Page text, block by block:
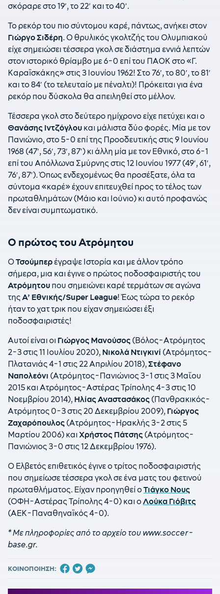
σκόραρε στο 19′, το 22′ και το 40′.
Το ρεκόρ του πιο σύντομου καρέ, πάντως, ανήκει στον
Γιώργο Σιδέρη. Ο θρυλικός γκολτζής του Ολυμπιακού
είχε σημειώσει τέσσερα γκολ σε διάστημα εννιά λεπτών
στον ιστορικό θρίαμβο με 6-0 επί του ΠΑΟΚ στο «Γ.
Καραϊσκάκης» στις 3 Ιουνίου 1962! Στο 76′, το 80′, το 81′
και το 84′ (το τελευταίο με πέναλτι)! Πρόκειται για ένα
ρεκόρ που δύσκολα θα απειληθεί στο μέλλον.
Τέσσερα γκολ στο δεύτερο ημίχρονο είχε πετύχει και ο
Θανάσης Ιντζόγλου και μάλιστα δύο φορές. Μία με τον
Πανιώνιο, στο 5-0 επί της Προοδευτικής στις 9 Ιουνίου
1968 (47′, 56′, 73′, 87′) κι άλλη μία με τον Εθνικό, στο 6-1
επί του Απόλλωνα Σμύρνης στις 12 Ιουνίου 1977 (49′, 61′,
76′, 87′). Όπως ενδεχομένως θα προσέξατε, όλα τα
σύντομα «καρέ» έχουν επιτευχθεί προς το τέλος των
πρωταθλημάτων (Μάιο και Ιούνιο) κι αυτό προφανώς
δεν είναι συμπτωματικό.
Ο πρώτος του Ατρόμητου
ΟΤσούμπερέγραψε Ιστορία και με άλλον τρόπο
σήμερα, μια και έγινε ο πρώτος ποδοσφαιριστής του
Ατρόμητου που σημειώνει καρέ τερμάτων σε αγώνα
της Α’ Εθνικής/Super League! Έως τώρα το ρεκόρ
ήταν το χατ τρικ που είχαν σημειώσει έξι
ποδοσφαιριστές!
Αυτοί είναι οι Γιώργος Μανούσος (Βόλος-Ατρόμητος
2-3 στις 11 Ιουλίου 2020), Νικολά Ντιγκινί (Ατρόμητος-
Πλατανιάς 4-1 στις 22 Απριλίου 2018), Στέφανο
Ναπολεόνι (Ατρόμητος-Πανιώνιος 3-1 στις 3 Μαΐου
2015 και Ατρόμητος-Αστέρας Τρίπολης 4-3 στις 10
Νοεμβρίου 2014), Ηλίας Αναστασάκος (Πανθρακικός-
Ατρόμητος 0-3 στις 20 Δεκεμβρίου 2009), Γιώργος
Ζαχαρόπουλος (Ατρόμητος-Ηρακλής 3-2 στις 5
Μαρτίου 2006) και Χρήστος Πάτσης (Ατρόμητος-
Πανιώνιος 3-0 στις 12 Δεκεμβρίου 1976).
Ο Ελβετός επιθετικός έγινε ο τρίτος ποδοσφαιριστής
που σημείωσε τέσσερα γκολ σε ένα ματς του φετινού
πρωταθλήματος. Είχαν προηγηθεί οΤιάγκο Νους
(ΟΦΗ-Αστέρας Τρίπολης 4-0) και οΛούκα Γιόβιτς
(ΑΕΚ-Παναθηναϊκός 4-0).
* Με πληροφορίες από το αρχείο του www.soccer-
base.gr.
ΚΟΙΝΟΠΟΙΗΣΗ: